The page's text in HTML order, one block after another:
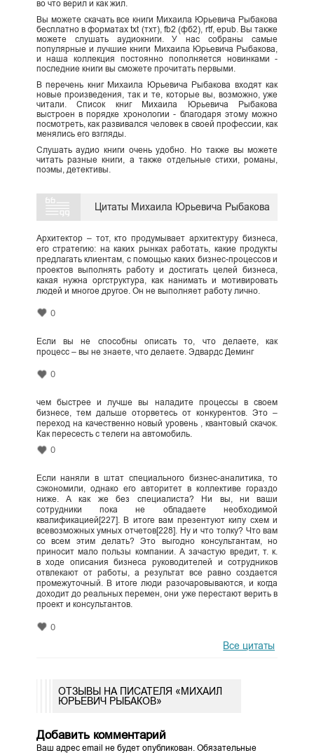
во что верил и как жил.
Вы можете скачать все книги Михаила Юрьевича Рыбакова
бесплатно в форматах txt (тхт), fb2 (фб2), rtf, epub. Вы также
можете слушать аудиокниги. У нас собраны самые
популярные и лучшие книги Михаила Юрьевича Рыбакова,
и наша коллекция постоянно пополняется новинками -
последние книги вы сможете прочитать первыми.
В перечень книг Михаила Юрьевича Рыбакова входят как
новые произведения, так и те, которые вы, возможно, уже
читали. Список книг Михаила Юрьевича Рыбакова
выстроен в порядке хронологии - благодаря этому можно
посмотреть, как развивался человек в своей профессии, как
менялись его взгляды.
Слушать аудио книги очень удобно. Но также вы можете
читать разные книги, а также отдельные стихи, романы,
поэмы, детективы.
Цитаты Михаила Юрьевича Рыбакова
Архитектор – тот, кто продумывает архитектуру бизнеса,
его стратегию: на каких рынках работать, какие продукты
предлагать клиентам, с помощью каких бизнес-процессов и
проектов выполнять работу и достигать целей бизнеса,
какая нужна оргструктура, как нанимать и мотивировать
людей и многое другое. Он не выполняет работу лично.
0
Если вы не способны описать то, что делаете, как
процесс – вы не знаете, что делаете. Эдвардс Деминг
0
чем быстрее и лучше вы наладите процессы в своем
бизнесе, тем дальше оторветесь от конкурентов. Это –
переход на качественно новый уровень , квантовый скачок.
Как пересесть с телеги на автомобиль.
0
Если наняли в штат специального бизнес-аналитика, то
сэкономили, однако его авторитет в коллективе гораздо
ниже. А как же без специалиста? Ни вы, ни ваши
сотрудники пока не обладаете необходимой
квалификацией[227]. В итоге вам презентуют кипу схем и
всевозможных умных отчетов[228]. Ну и что толку? Что вам
со всем этим делать? Это выгодно консультантам, но
приносит мало пользы компании. А зачастую вредит, т. к.
в ходе описания бизнеса руководителей и сотрудников
отвлекают от работы, а результат все равно создается
промежуточный. В итоге люди разочаровываются, и когда
доходит до реальных перемен, они уже перестают верить в
проект и консультантов.
0
Все цитаты
ОТЗЫВЫ НА ПИСАТЕЛЯ «МИХАИЛ
ЮРЬЕВИЧ РЫБАКОВ»
Добавить комментарий
Ваш адрес email не будет опубликован.Обязательные